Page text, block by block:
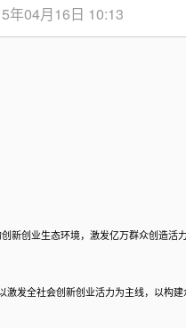
年04月16日 10:13
新创业生态环境，激发亿万群众创造活
发全社会创新创业活力为主线，以构建